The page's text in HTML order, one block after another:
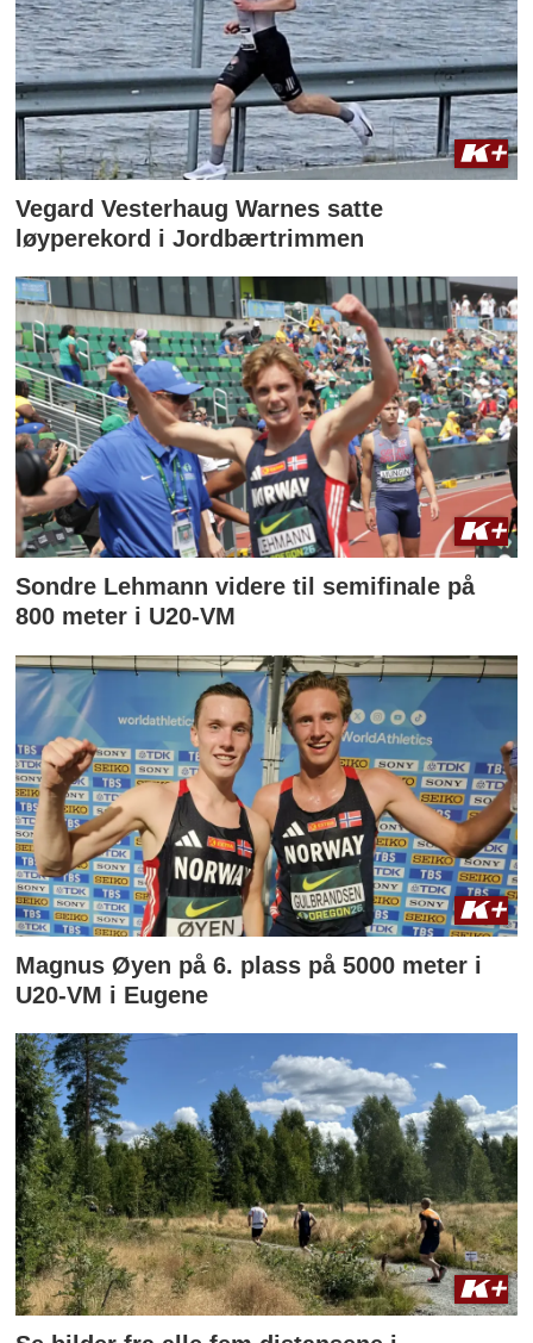
Vegard Vesterhaug Warnes satte
løyperekord i Jordbærtrimmen
Sondre Lehmann videre til semifinale på
800 meter i U20-VM
Magnus Øyen på 6. plass på 5000 meter i
U20-VM i Eugene